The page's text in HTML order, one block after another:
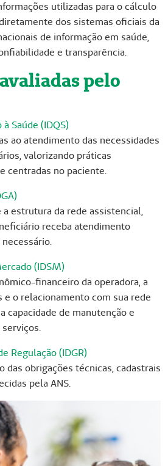
utilizadas para o cálculo
dos sistemas oficiais da
de informação em saúde,
e transparência.
pelo
Saúde (IDQS)
ao atendimento das necessidades
valorizando práticas
centradas no paciente.
a estrutura da rede assistencial,
receba atendimento
(IDSM)
financeiro da operadora, a
e o relacionamento com sua rede
capacidade de manutenção e
Regulação (IDGR)
das obrigações técnicas, cadastrais
pela ANS.